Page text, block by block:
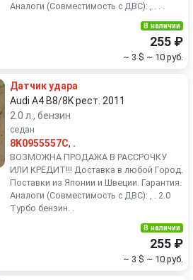
Аналоги (Совместимость с ДВС): , . . .
В наличии
255 ₽
~ 3 $ ~ 10 руб.
Датчик удара
Audi A4 B8/8K рест. 2011
2.0 л., бензин
седан
8K0955557C, .
ВОЗМОЖНА ПРОДАЖА В РАССРОЧКУ
ИЛИ КРЕДИТ!!! Доставка в любой Город.
Поставки из Японии и Швеции. Гарантия.
Аналоги (Совместимость с ДВС): , . 2.0
Турбо бензин. .
В наличии
255 ₽
~ 3 $ ~ 10 руб.